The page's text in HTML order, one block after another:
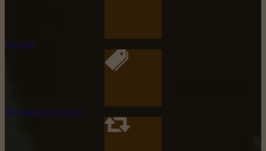
Contact
Demande de produit